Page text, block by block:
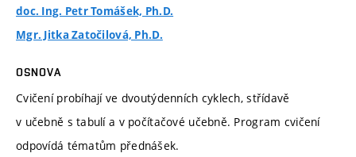
doc. Ing. Petr Tomášek, Ph.D.
Mgr. Jitka Zatočilová, Ph.D.
OSNOVA
Cvičení probíhají ve dvoutýdenních cyklech, střídavě
v učebně s tabulí a v počítačové učebně. Program cvičení
odpovídá tématům přednášek.